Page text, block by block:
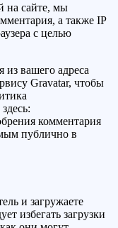
на сайте, мы
а также IP
с целью
из вашего адреса
Gravatar, чтобы
комментария
публично в
и загружаете
избегать загрузки